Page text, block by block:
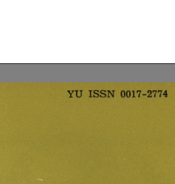
YU ISSN 00X7-2774